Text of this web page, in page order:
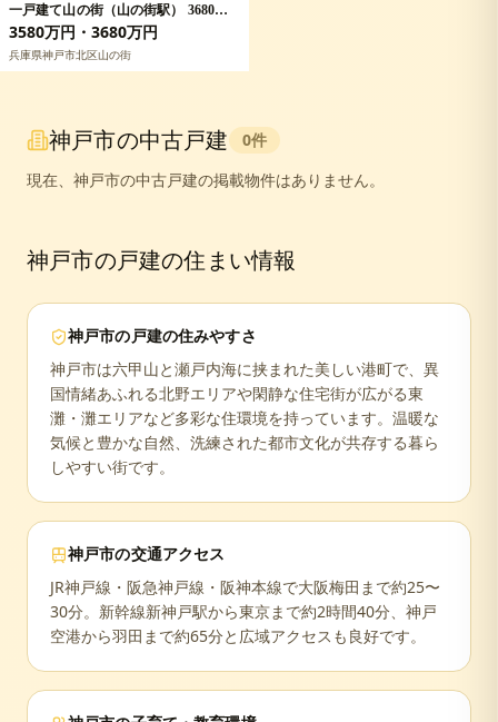
一戸建て山の街（山の街駅） 3680万
円～3880万円の詳細情報
3580万円・3680万円
兵庫県神戸市北区山の街
神戸市の中古戸建 0件
現在、 神戸市の中古戸建の掲載物件はありません。
神戸市の戸建の住まい情報
神戸市の戸建の住みやすさ
神戸市は六甲山と瀬戸内海に挟まれた美しい港町で、異
国情緒あふれる北野エリアや閑静な住宅街が広がる東
灘・灘エリアなど多彩な住環境を持っています。温暖な
気候と豊かな自然、洗練された都市文化が共存する暮ら
しやすい街です。
神戸市の交通アクセス
JR神戸線・阪急神戸線・阪神本線で大阪梅田まで約25〜
30分。新幹線新神戸駅から東京まで約2時間40分、神戸
空港から羽田まで約65分と広域アクセスも良好です。